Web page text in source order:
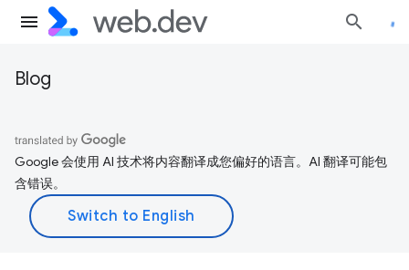
Blog
Google 会使用 AI 技术将内容翻译成您偏好的语言。AI 翻译可能包
含错误。